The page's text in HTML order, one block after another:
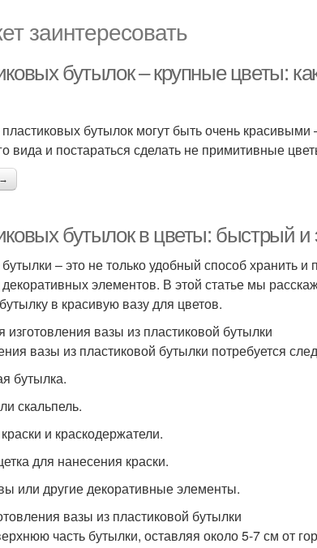
заинтересовать
бутылок – крупные цветы:
бутылок могут быть очень красивыми
вида и постараться сделать не примитивные
бутылок в цветы: быстрый
– это не только удобный способ хранить
элементов. В этой статье мы
в красивую вазу для цветов.
изготовления вазы из пластиковой бутылки
вазы из пластиковой бутылки потребуется
бутылка.
скальпель.
и краскодержатели.
для нанесения краски.
или другие декоративные элементы.
вазы из пластиковой бутылки
часть бутылки, оставляя около 5-7 см от